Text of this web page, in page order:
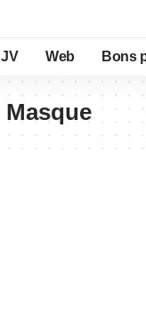
JV Web Bons
Masque